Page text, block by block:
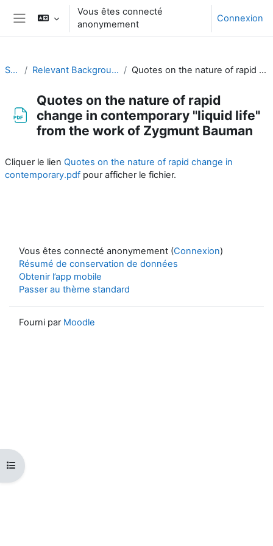
Passer au contenu principal
Panneau latéral
Vous êtes connecté
anonymement
Connexion
Ouvrir l’index du cours
SYMET-14 Relevant Background Resources and Outcomes of Prior Initiatives Quotes on the nature of rapid change in contemporary "liquid life" from the work of Zygmunt Bauman
Quotes on the nature of rapid
change in contemporary "liquid life"
from the work of Zygmunt Bauman
Cliquer le lien Quotes on the nature of rapid change in
contemporary.pdf pour afficher le fichier.
Vous êtes connecté anonymement (Connexion)
Résumé de conservation de données
Obtenir l’app mobile
Passer au thème standard
Fourni par Moodle